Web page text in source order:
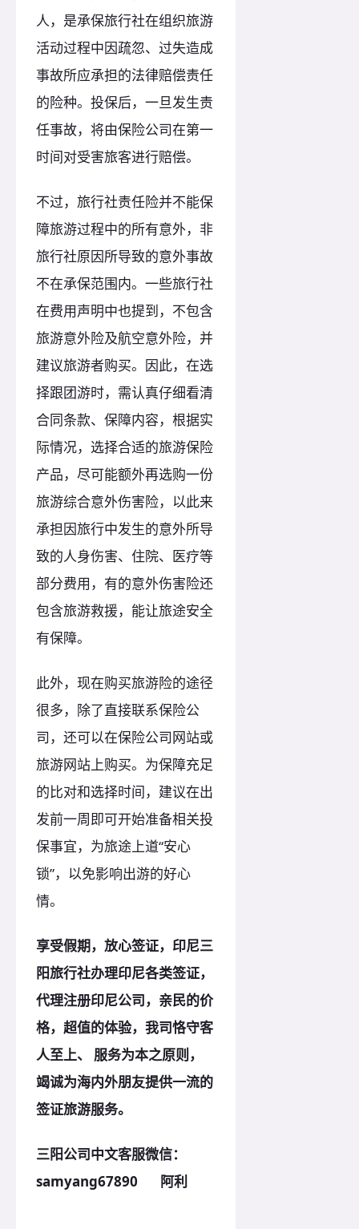
人，是承保旅行社在组织旅游
活动过程中因疏忽、过失造成
事故所应承担的法律赔偿责任
的险种。投保后，一旦发生责
任事故，将由保险公司在第一
时间对受害旅客进行赔偿。
不过，旅行社责任险并不能保
障旅游过程中的所有意外，非
旅行社原因所导致的意外事故
不在承保范围内。一些旅行社
在费用声明中也提到，不包含
旅游意外险及航空意外险，并
建议旅游者购买。因此，在选
择跟团游时，需认真仔细看清
合同条款、保障内容，根据实
际情况，选择合适的旅游保险
产品，尽可能额外再选购一份
旅游综合意外伤害险，以此来
承担因旅行中发生的意外所导
致的人身伤害、住院、医疗等
部分费用，有的意外伤害险还
包含旅游救援，能让旅途安全
有保障。
此外，现在购买旅游险的途径
很多，除了直接联系保险公
司，还可以在保险公司网站或
旅游网站上购买。为保障充足
的比对和选择时间，建议在出
发前一周即可开始准备相关投
保事宜，为旅途上道“安心
锁”，以免影响出游的好心
情。
享受假期，放心签证，印尼三
阳旅行社办理印尼各类签证，
代理注册印尼公司，亲民的价
格，超值的体验，我司恪守客
人至上、 服务为本之原则，
竭诚为海内外朋友提供一流的
签证旅游服务。
三阳公司中文客服微信：
samyang67890 阿利